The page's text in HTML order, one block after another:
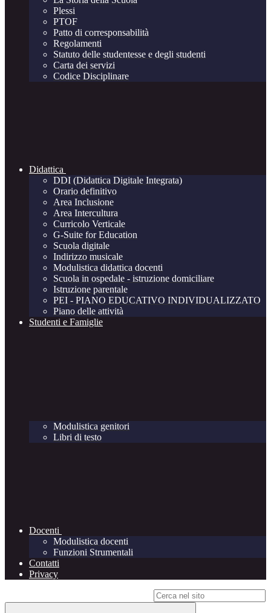
Plessi
PTOF
Patto di corresponsabilità
Regolamenti
Statuto delle studentesse e degli studenti
Carta dei servizi
Codice Disciplinare
Didattica
DDI (Didattica Digitale Integrata)
Orario definitivo
Area Inclusione
Area Intercultura
Curricolo Verticale
G-Suite for Education
Scuola digitale
Indirizzo musicale
Modulistica didattica docenti
Scuola in ospedale - istruzione domiciliare
Istruzione parentale
PEI - PIANO EDUCATIVO INDIVIDUALIZZATO
Piano delle attività
Studenti e Famiglie
Modulistica genitori
Libri di testo
Docenti
Modulistica docenti
Funzioni Strumentali
Contatti
Privacy